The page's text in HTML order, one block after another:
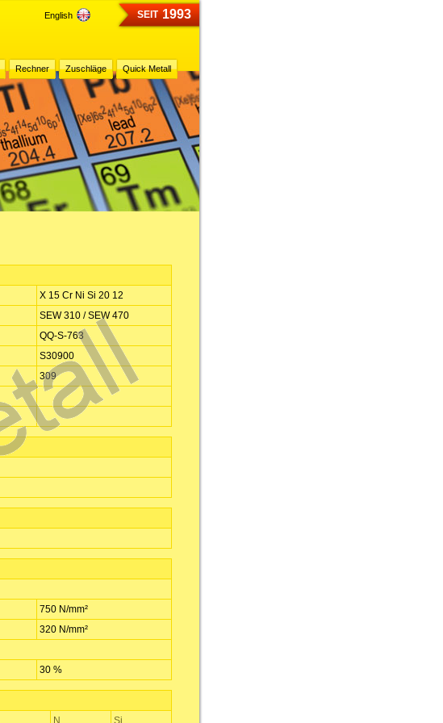
English SEIT 1993
Rechner Zuschläge Quick Metall
X 15 Cr Ni Si 20 12
SEW 310 / SEW 470
QQ-S-763
S30900
309
750 N/mm²
320 N/mm²
30 %
N Si